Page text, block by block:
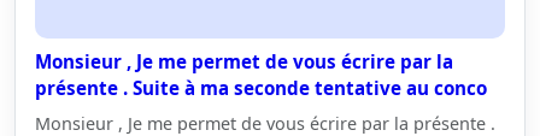
Monsieur , Je me permet de vous écrire par la
présente . Suite à ma seconde tentative au conco
Monsieur , Je me permet de vous écrire par la présente .